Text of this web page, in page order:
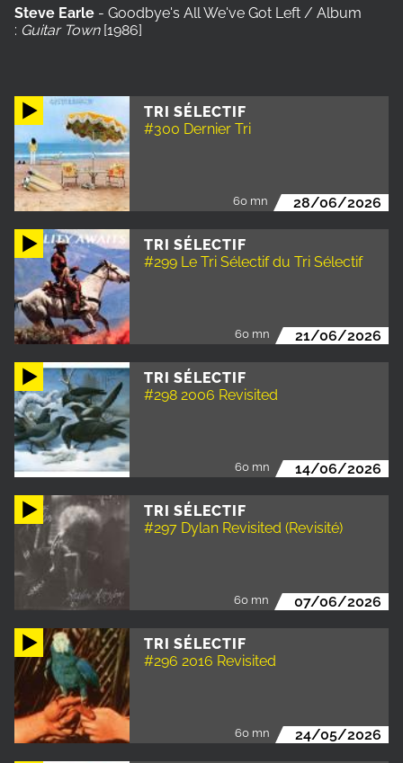
TRI SÉLECTIF
#300 Dernier Tri
60 mn 28/06/2026
TRI SÉLECTIF
#299 Le Tri Sélectif du Tri Sélectif
60 mn 21/06/2026
TRI SÉLECTIF
#298 2006 Revisited
60 mn 14/06/2026
TRI SÉLECTIF
#297 Dylan Revisited (Revisité)
60 mn 07/06/2026
TRI SÉLECTIF
#296 2016 Revisited
60 mn 24/05/2026
Steve Earle - Goodbye's All We've Got Left / Album
: Guitar Town [1986]